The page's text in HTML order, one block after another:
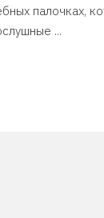
палочках,
...